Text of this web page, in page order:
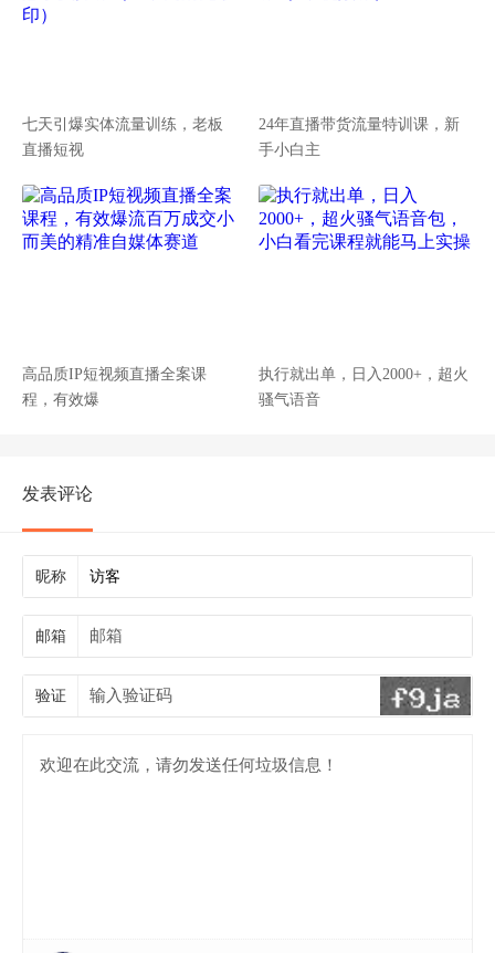
七天引爆实体流量训练，老板
直播短视
24年直播带货流量特训课，新
手小白主
高品质IP短视频直播全案课
程，有效爆
执行就出单，日入2000+，超火
骚气语音
发表评论
昵称
邮箱
验证